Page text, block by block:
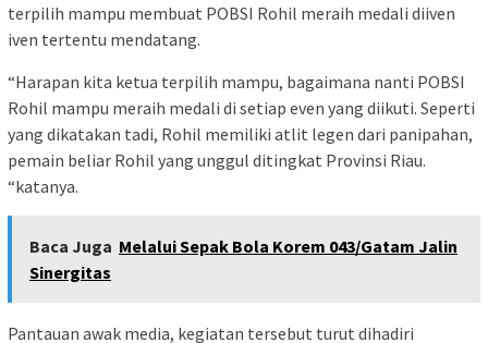
terpilih mampu membuat POBSI Rohil meraih medali diiven
iven tertentu mendatang.
“Harapan kita ketua terpilih mampu, bagaimana nanti POBSI
Rohil mampu meraih medali di setiap even yang diikuti. Seperti
yang dikatakan tadi, Rohil memiliki atlit legen dari panipahan,
pemain beliar Rohil yang unggul ditingkat Provinsi Riau.
“katanya.
Baca Juga Melalui Sepak Bola Korem 043/Gatam Jalin
Sinergitas
Pantauan awak media, kegiatan tersebut turut dihadiri